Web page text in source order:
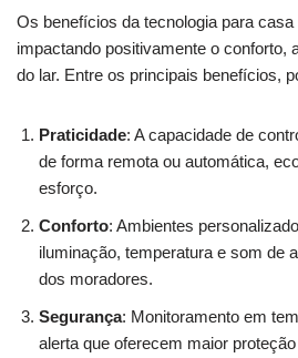
Os benefícios da tecnologia para
impactando positivamente o conforto,
do lar. Entre os principais benefícios,
Praticidade: A capacidade de
de forma remota ou automática,
esforço.
Conforto: Ambientes
iluminação, temperatura e som de
dos moradores.
Segurança: Monitoramento em
alerta que oferecem maior